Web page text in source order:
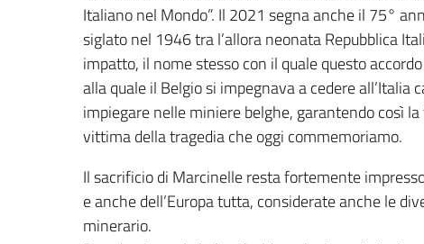
Italiano nel Mondo”. Il 2021 segna anche il 75°
siglato nel 1946 tra l’allora neonata Repubblica
impatto, il nome stesso con il quale questo
alla quale il Belgio si impegnava a cedere
impiegare nelle miniere belghe, garantendo così
vittima della tragedia che oggi commemoriamo.
Il sacrificio di Marcinelle resta fortemente
e anche dell’Europa tutta, considerate anche le
minerario.